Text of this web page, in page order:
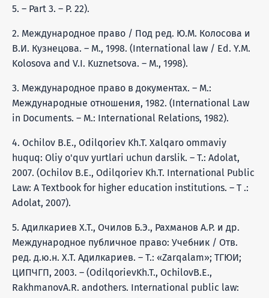
5. – Part 3. – P. 22).
2. Международное право / Под ред. Ю.М. Колосова и
В.И. Кузнецова. – М., 1998. (International law / Ed. Y.M.
Kolosova and V.I. Kuznetsova. – M., 1998).
3. Международное право в документах. – M.:
Международные отношения, 1982. (International Law
in Documents. – M.: International Relations, 1982).
4. Ochilov B.E., Odilqoriev Kh.T. Xalqaro ommaviy
huquq: Oliy o'quv yurtlari uchun darslik. – T.: Adolat,
2007. (Ochilov B.E., Odilqoriev Kh.T. International Public
Law: A Textbook for higher education institutions. – T .:
Adolat, 2007).
5. Адилкариев Х.Т., Очилов Б.Э., Рахманов А.Р. и др.
Международное публичное право: Учебник / Отв.
ред. д.ю.н. Х.Т. Адилкариев. – Т.: «Zarqalam»; ТГЮИ;
ЦИПЧГП, 2003. – (OdilqorievKh.T., OchilovB.E.,
RakhmanovA.R. andothers. International public law: